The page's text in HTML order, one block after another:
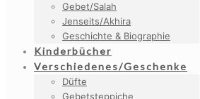
Gebet/Salah
Jenseits/Akhira
Geschichte & Biographie
Kinderbücher
Verschiedenes/Geschenke
Düfte
Gebetsteppiche